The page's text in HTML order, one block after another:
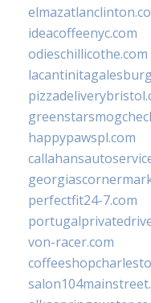
ideacoffeenyc.com
odieschillicothe.com
happypawspl.com
perfectfit24-7.com
von-racer.com